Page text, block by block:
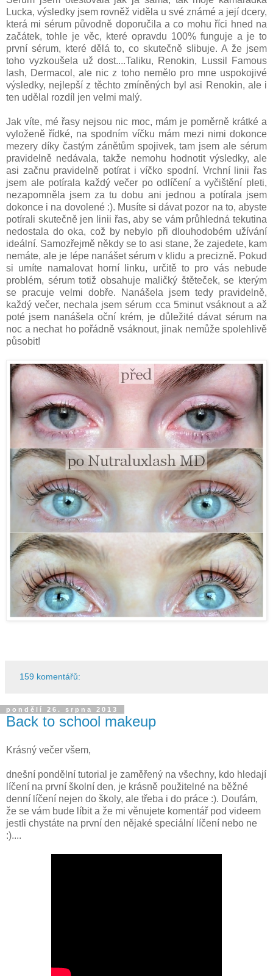
Lucka, výsledky jsem rovněž viděla u své známé a její dcery,
která mi sérum původně doporučila a co mohu říci hned na
začátek, tohle je věc, které opravdu 100% funguje a je to
první sérum, které dělá to, co skutečně slibuje. A že jsem
toho vyzkoušela už dost....Taliku, Renokin, Lussil Famous
lash, Dermacol, ale nic z toho nemělo pro mne uspokojivé
výsledky, nejlepší z těchto zmíněných byl asi Renokin, ale i
ten udělal rozdíl jen velmi malý.
Jak víte, mé řasy nejsou nic moc, mám je poměrně krátké a
vyloženě řídké, na spodním víčku mám mezi nimi dokonce
mezery díky častým zánětům spojivek, tam jsem ale sérum
pravidelně nedávala, takže nemohu hodnotit výsledky, ale
asi začnu pravidelně potírat i víčko spodní. Vrchní linii řas
jsem ale potírala každý večer po odlíčení a vyčištění pleti,
nezapomněla jsem za tu dobu ani jednou a potírala jsem
dokonce i na dovolené :). Musíte si dávat pozor na to, abyste
potírali skutečně jen linii řas, aby se vám průhledná tekutina
nedostala do oka, což by nebylo při dlouhodobém užívání
ideální. Samozřejmě někdy se to asi stane, že zajedete, kam
nemáte, ale je lépe nanášet sérum v klidu a precizně. Pokud
si umíte namalovat horní linku, určitě to pro vás nebude
problém, sérum totiž obsahuje maličký štěteček, se kterým
se pracuje velmi dobře. Nanášela jsem tedy pravidelně,
každý večer, nechala jsem sérum cca 5minut vsáknout a až
poté jsem nanášela oční krém, je důležité dávat sérum na
noc a nechat ho pořádně vsáknout, jinak nemůže spolehlivě
působit!
159 komentářů:
pondělí 26. srpna 2013
Back to school makeup
Krásný večer všem,
dnešní pondělní tutorial je zaměřený na všechny, kdo hledají
líčení na první školní den, je krásně použitelné na běžné
denní líčení nejen do školy, ale třeba i do práce :). Doufám,
že se vám bude líbit a že mi věnujete komentář pod videem
jestli chystáte na první den nějaké speciální líčení nebo ne
:)....